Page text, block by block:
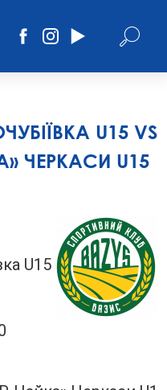
U15 VS
ЧЕРКАСИ U15
U15